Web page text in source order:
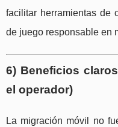
facilitar herramientas de
de juego responsable en
6) Beneficios
el operador)
La migración móvil no